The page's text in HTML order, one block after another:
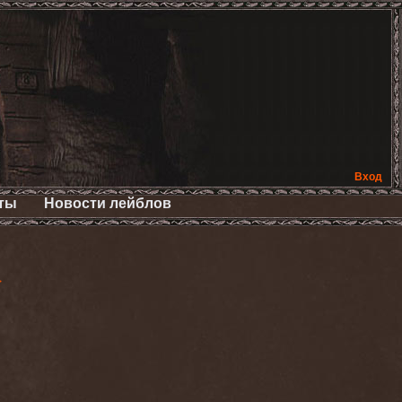
Вход
Новости лейблов